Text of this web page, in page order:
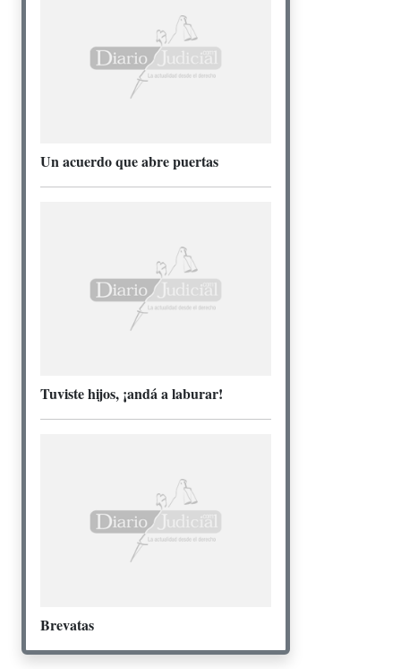
Un acuerdo que abre puertas
Tuviste hijos, ¡andá a laburar!
Brevatas